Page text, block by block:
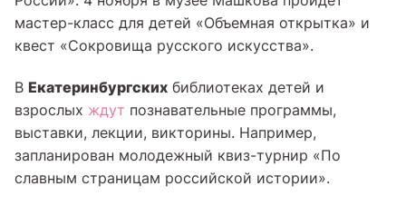
мастер-класс для детей «Объемная открытка» и
квест «Сокровища русского искусства».
В Екатеринбургских библиотеках детей и
взрослых ждут познавательные программы,
выставки, лекции, викторины. Например,
запланирован молодежный квиз-турнир «По
славным страницам российской истории».